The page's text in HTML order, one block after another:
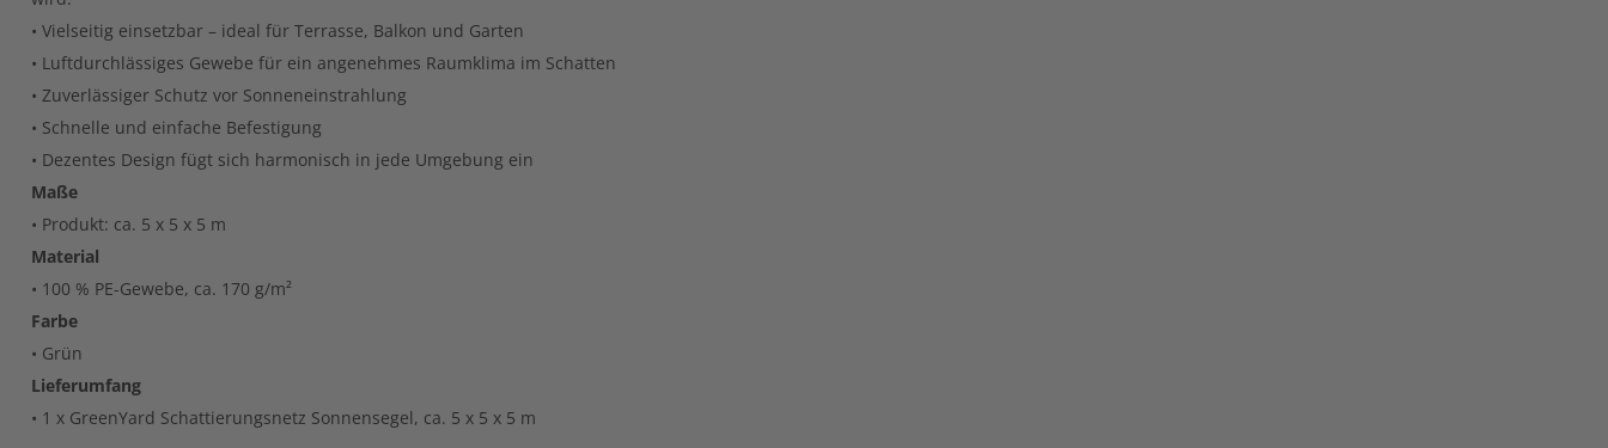
• Vielseitig einsetzbar – ideal für Terrasse, Balkon und Garten
• Luftdurchlässiges Gewebe für ein angenehmes Raumklima im Schatten
• Zuverlässiger Schutz vor Sonneneinstrahlung
• Schnelle und einfache Befestigung
• Dezentes Design fügt sich harmonisch in jede Umgebung ein
Maße
• Produkt: ca. 5 x 5 x 5 m
Material
• 100 % PE-Gewebe, ca. 170 g/m²
Farbe
• Grün
Lieferumfang
• 1 x GreenYard Schattierungsnetz Sonnensegel, ca. 5 x 5 x 5 m